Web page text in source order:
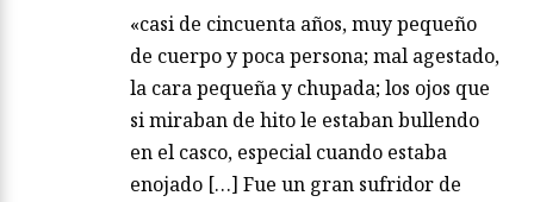
«casi de cincuenta años, muy pequeño
de cuerpo y poca persona; mal agestado,
la cara pequeña y chupada; los ojos que
si miraban de hito le estaban bullendo
en el casco, especial cuando estaba
enojado […] Fue un gran sufridor de